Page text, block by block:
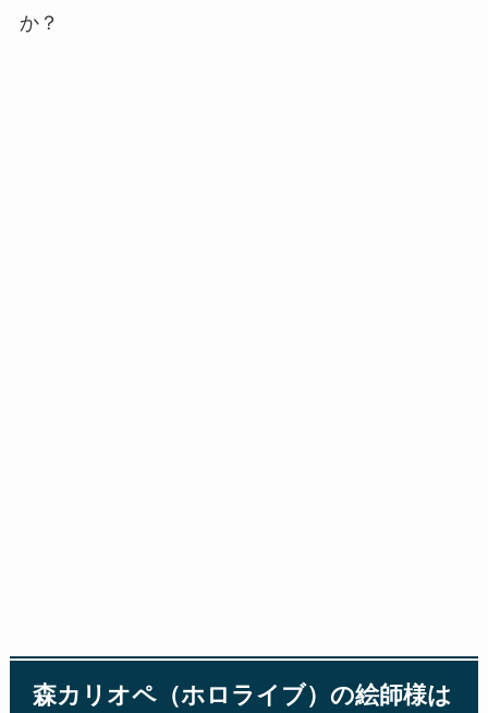
か？
森カリオペ（ホロライブ）の絵師様は